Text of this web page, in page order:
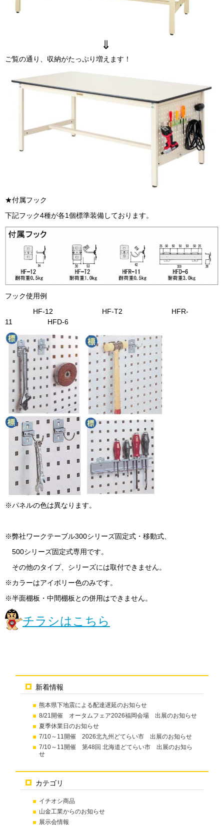
新着情報
熊本県下地震による配達遅延のお知らせ
8/21開催 オータムフェア2026福岡会場 出展のお知らせ
夏季休業日のお知らせ
7/10～11開催 2026北九州どてらい市 出展のお知らせ
7/10～11開催 第48回 北海道どてらい市 出展のお知ら
せ
カテゴリ
イチオシ商品
山金工業からのお知らせ
展示会情報
⇓
ご覧の通り、収納がたっぷり増えます！
★付属フック
下記フック4種が各1個標準装備しております。
フック使用例
HF-12 HF-T2 HFR-
11 HFD-6
※パネルの色は異なります。
※弊社ワークテーブル300シリーズ固定式・移動式、
500シリーズ固定式専用です。
その他のタイプ、シリーズには取付できません。
※カラーはアイボリー色のみです。
※半面棚板・中間棚板との併用はできません。
チラシはこちら